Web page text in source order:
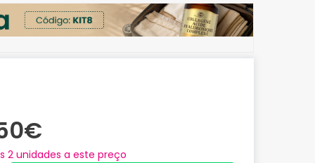
2 unidades a este preço